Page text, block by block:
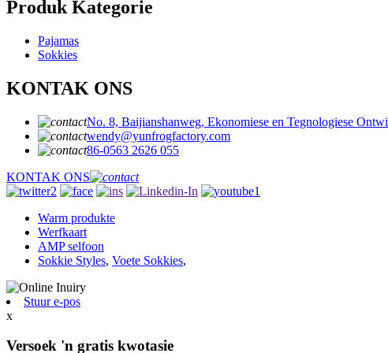
Produk Kategorie
Pajamas
Sokkies
KONTAK ONS
No. 8, Baijianshanweg, Ekonomiese en Tegnologiese
wendy@yunfrogfactory.com
86-0563 2626 055
KONTAK ONS
Warm produkte
Werfkaart
AMP selfoon
Sokkie Styles, Voete Sokkies,
Stuur e-pos
x
Versoek 'n gratis kwotasie